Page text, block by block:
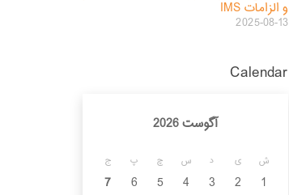
و الزامات IMS
2025-08-13
Calendar
آگوست 2026
ش ی د س چ پ ج
1
2
3
4
5
6
7